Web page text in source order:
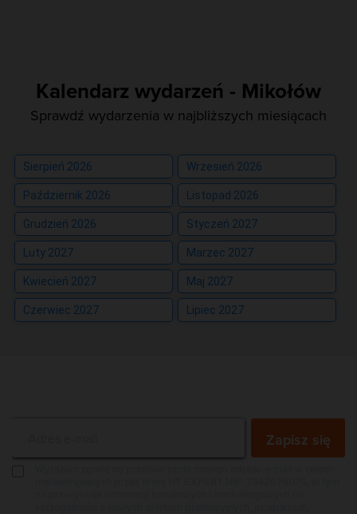
Kalendarz wydarzeń - Mikołów
Sprawdź wydarzenia w najbliższych miesiącach
Sierpień 2026 Wrzesień 2026
Październik 2026 Listopad 2026
Grudzień 2026 Styczeń 2027
Luty 2027 Marzec 2027
Kwiecień 2027 Maj 2027
Czerwiec 2027 Lipiec 2027
Zapisz się